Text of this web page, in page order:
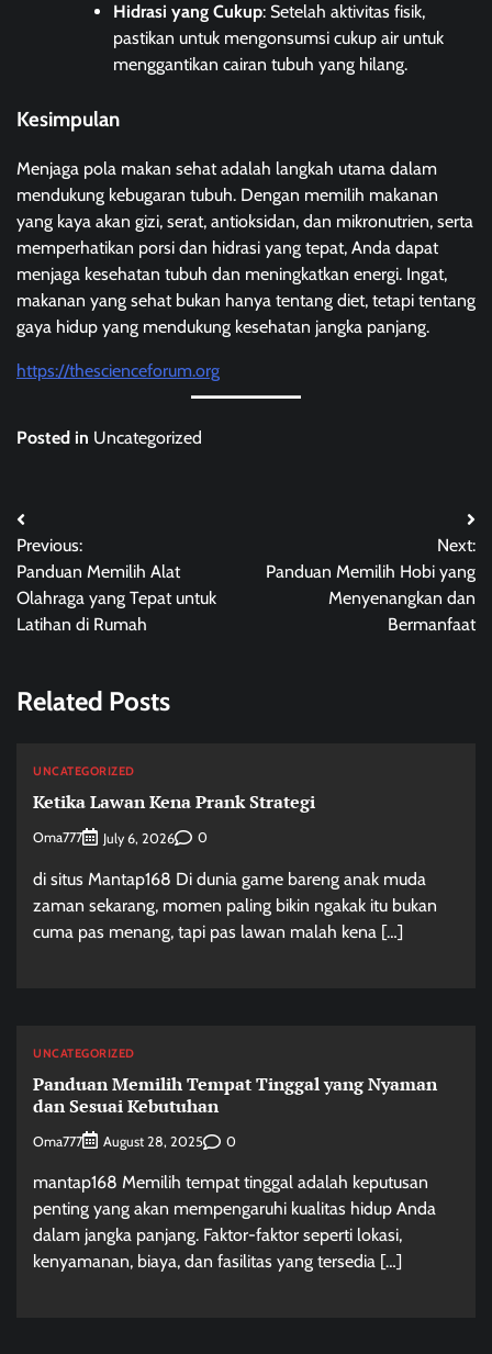
Hidrasi yang Cukup: Setelah aktivitas fisik,
pastikan untuk mengonsumsi cukup air untuk
menggantikan cairan tubuh yang hilang.
Kesimpulan
Menjaga pola makan sehat adalah langkah utama dalam
mendukung kebugaran tubuh. Dengan memilih makanan
yang kaya akan gizi, serat, antioksidan, dan mikronutrien, serta
memperhatikan porsi dan hidrasi yang tepat, Anda dapat
menjaga kesehatan tubuh dan meningkatkan energi. Ingat,
makanan yang sehat bukan hanya tentang diet, tetapi tentang
gaya hidup yang mendukung kesehatan jangka panjang.
https://thescienceforum.org
Posted in Uncategorized
Post
navigation
Previous:
Panduan Memilih Alat
Olahraga yang Tepat untuk
Latihan di Rumah
Next:
Panduan Memilih Hobi yang
Menyenangkan dan
Bermanfaat
Related Posts
UNCATEGORIZED
Ketika Lawan Kena Prank Strategi
Oma777 July 6, 2026 0
di situs Mantap168 Di dunia game bareng anak muda
zaman sekarang, momen paling bikin ngakak itu bukan
cuma pas menang, tapi pas lawan malah kena […]
UNCATEGORIZED
Panduan Memilih Tempat Tinggal yang Nyaman
dan Sesuai Kebutuhan
Oma777 August 28, 2025 0
mantap168 Memilih tempat tinggal adalah keputusan
penting yang akan mempengaruhi kualitas hidup Anda
dalam jangka panjang. Faktor-faktor seperti lokasi,
kenyamanan, biaya, dan fasilitas yang tersedia […]